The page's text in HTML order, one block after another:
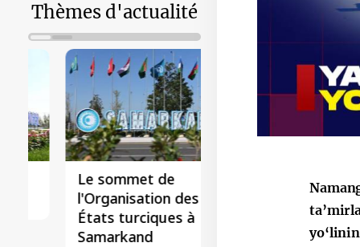
Thèmes d'actualité
Le sommet de
l'Organisation des
États turciques à
Samarkand